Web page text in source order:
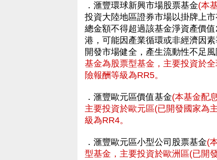
．滙豐環球新興市場股票基金(本
投資大陸地區證券市場以掛牌上
總金額不得超過該基金淨資產價
港，可能因產業循環或非經濟因
開發市場健全，產生流動性不足
基金為股票型基金，主要投資於
險報酬等級為RR5。
．滙豐歐元區價值基金(本基金配
主要投資於歐元區(已開發國家為
級為RR4。
．滙豐歐元區小型公司股票基金(
型基金，主要投資於歐洲區(已開